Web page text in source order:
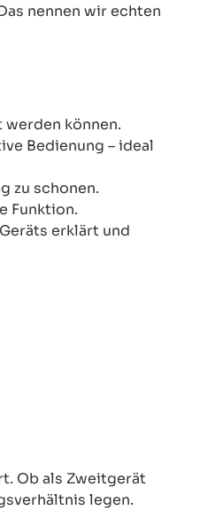
nennen wir echten
können.
Bedienung – ideal
zu schonen.
Funktion.
erklärt und
Ob als Zweitgerät
legen.